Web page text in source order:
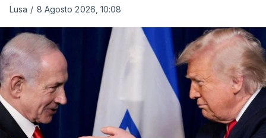
Lusa / 8 Agosto 2026, 10:08